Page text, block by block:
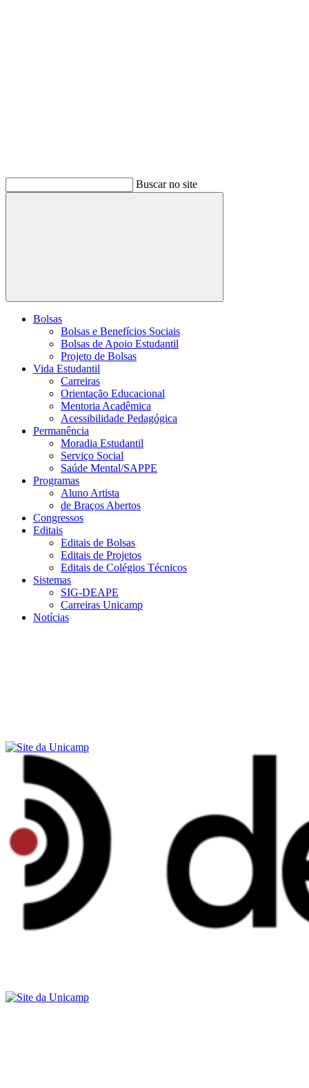
Buscar no site
Buscar
Bolsas
Bolsas e Benefícios Sociais
Bolsas de Apoio Estudantil
Projeto de Bolsas
Vida Estudantil
Carreiras
Orientação Educacional
Mentoria Acadêmica
Acessibilidade Pedagógica
Permanência
Moradia Estudantil
Serviço Social
Saúde Mental/SAPPE
Programas
Aluno Artista
de Braços Abertos
Congressos
Editais
Editais de Bolsas
Editais de Projetos
Editais de Colégios Técnicos
Sistemas
SIG-DEAPE
Carreiras Unicamp
Notícias